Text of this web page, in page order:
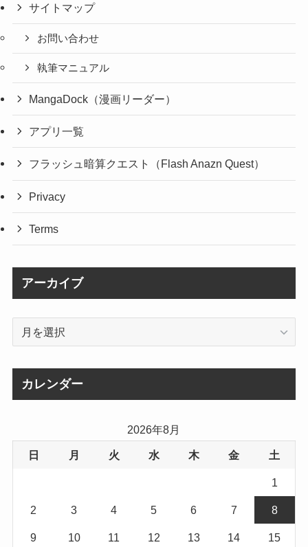
サイトマップ
お問い合わせ
執筆マニュアル
MangaDock（漫画リーダー）
アプリ一覧
フラッシュ暗算クエスト（Flash Anazn Quest）
Privacy
Terms
アーカイブ
カレンダー
2026年8月
日 月 火 水 木 金 土
1
2 3 4 5 6 7 8
9 10 11 12 13 14 15